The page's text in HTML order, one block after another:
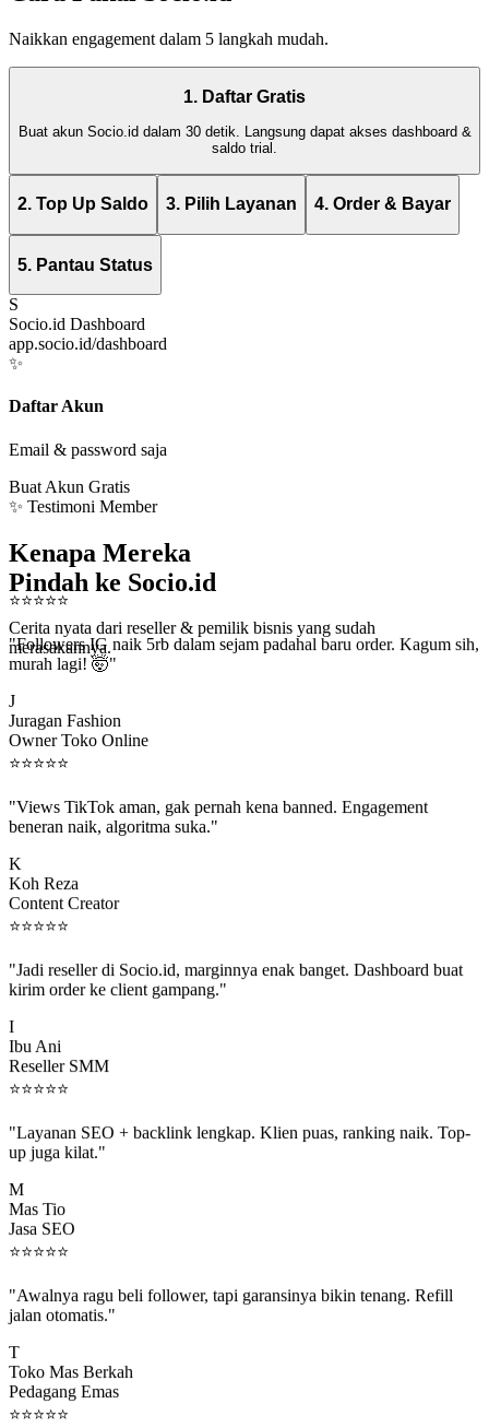
Naikkan engagement dalam 5 langkah mudah.
1. Daftar Gratis
Buat akun Socio.id dalam 30 detik. Langsung dapat akses dashboard &
saldo trial.
2. Top Up Saldo 3. Pilih Layanan 4. Order & Bayar
5. Pantau Status
S
Socio.id Dashboard
app.socio.id/dashboard
✨
Daftar Akun
Email & password saja
Buat Akun Gratis
✨ Testimoni Member
Kenapa Mereka
Pindah ke Socio.id
Cerita nyata dari reseller & pemilik bisnis yang sudah
merasakannya.
⭐⭐⭐⭐⭐
"Followers IG naik 5rb dalam sejam padahal baru order. Kagum sih,
murah lagi! 🤯"
Juragan Fashion
Owner Toko Online
⭐⭐⭐⭐ ⭐
beneran naik, algoritma suka."
Koh Reza
Content Creator
⭐⭐⭐⭐⭐
kirim order ke client gampang."
Ibu Ani
Reseller SMM
⭐⭐⭐⭐⭐
up juga kilat."
Mas Tio
Jasa SEO
⭐⭐⭐⭐⭐
jalan otomatis."
Toko Mas Berkah
Pedagang Emas
⭐⭐⭐⭐⭐